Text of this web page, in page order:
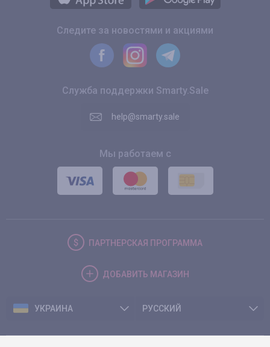
Следите за новостями и акциями
Служба поддержки Smarty.Sale
help@smarty.sale
Мы работаем с
ПАРТНЕРСКАЯ ПРОГРАММА
ДОБАВИТЬ МАГАЗИН
УКРАИНА РУССКИЙ